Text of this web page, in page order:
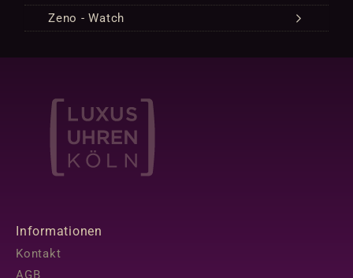
Zeno - Watch
Informationen
Kontakt
AGB